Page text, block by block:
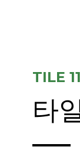
TILE
타